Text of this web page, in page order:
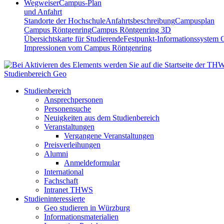
WegweiserCampus-Plan
und Anfahrt
Standorte der HochschuleAnfahrtsbeschreibungCampusplan
Campus RöntgenringCampus Röntgenring 3D
Übersichtskarte für StudierendeFestpunkt-Informationssystem
Impressionen vom Campus Röntgenring
Studienbereich Geo
Studienbereich
Ansprechpersonen
Personensuche
Neuigkeiten aus dem Studienbereich
Veranstaltungen
Vergangene Veranstaltungen
Preisverleihungen
Alumni
Anmeldeformular
International
Fachschaft
Intranet THWS
Studieninteressierte
Geo studieren in Würzburg
Informationsmaterialien